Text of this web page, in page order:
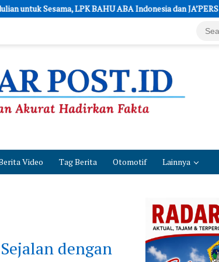
LPK BAHU ABA Indonesia dan JA’PERS Perkuat Aksi Sosial
Video Tag Berita Otomotif Lainnya
dengan